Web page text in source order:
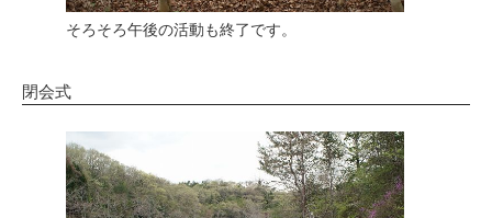
そろそろ午後の活動も終了です。
閉会式